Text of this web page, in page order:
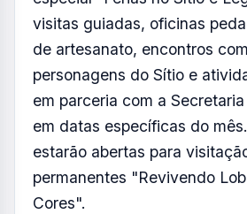
visitas guiadas, oficinas
de artesanato, encontros
personagens do Sítio e
em parceria com a
em datas específicas do
estarão abertas para
permanentes "Revivendo
Cores".